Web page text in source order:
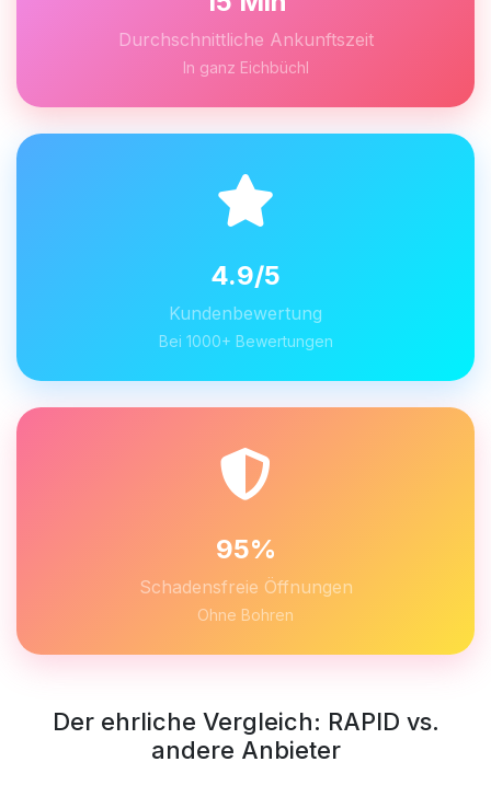
Durchschnittliche Ankunftszeit
In ganz Eichbüchl
4.9/5
Kundenbewertung
Bei 1000+ Bewertungen
95%
Schadensfreie Öffnungen
Ohne Bohren
Der ehrliche Vergleich: RAPID vs.
andere Anbieter